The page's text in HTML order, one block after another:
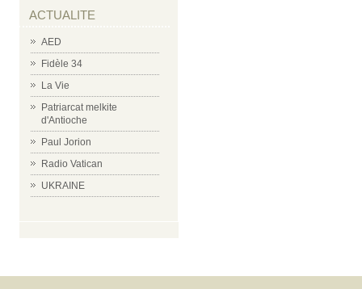
ACTUALITE
AED
Fidèle 34
La Vie
Patriarcat melkite
d'Antioche
Paul Jorion
Radio Vatican
UKRAINE